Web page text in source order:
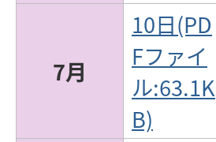
7月
10日(PD
Fファイ
ル:63.1K
B)